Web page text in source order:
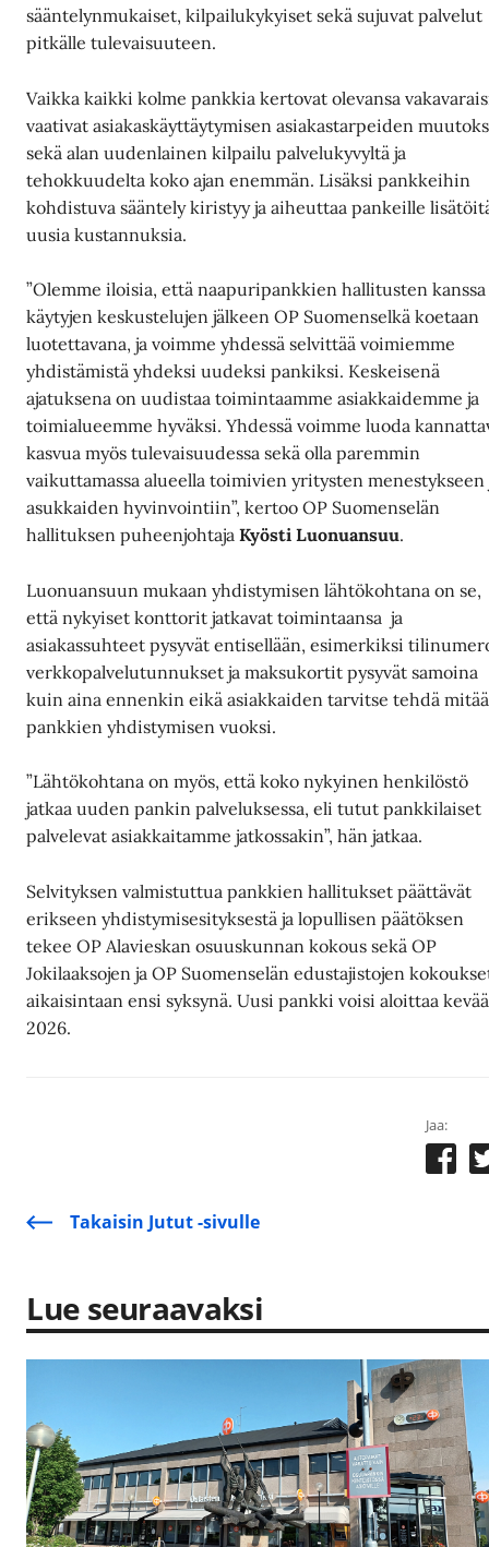
sääntelynmukaiset, kilpailukykyiset sekä sujuvat palvelut
pitkälle tulevaisuuteen.
Vaikka kaikki kolme pankkia kertovat olevansa
vaativat asiakaskäyttäytymisen asiakastarpeiden
sekä alan uudenlainen kilpailu palvelukyvyltä ja
tehokkuudelta koko ajan enemmän. Lisäksi pankkeihin
kohdistuva sääntely kiristyy ja aiheuttaa pankeille
uusia kustannuksia.
”Olemme iloisia, että naapuripankkien hallitusten kanssa
käytyjen keskustelujen jälkeen OP Suomenselkä koetaan
luotettavana, ja voimme yhdessä selvittää voimiemme
yhdistämistä yhdeksi uudeksi pankiksi. Keskeisenä
ajatuksena on uudistaa toimintaamme asiakkaidemme ja
toimialueemme hyväksi. Yhdessä voimme luoda
kasvua myös tulevaisuudessa sekä olla paremmin
vaikuttamassa alueella toimivien yritysten menestykseen
asukkaiden hyvinvointiin”, kertoo OP Suomenselän
hallituksen puheenjohtajaKyösti Luonuansuu.
Luonuansuun mukaan yhdistymisen lähtökohtana on se,
että nykyiset konttorit jatkavat toimintaansa ja
asiakassuhteet pysyvät entisellään, esimerkiksi
verkkopalvelutunnukset ja maksukortit pysyvät samoina
kuin aina ennenkin eikä asiakkaiden tarvitse tehdä
pankkien yhdistymisen vuoksi.
”Lähtökohtana on myös, että koko nykyinen henkilöstö
jatkaa uuden pankin palveluksessa, eli tutut pankkilaiset
palvelevat asiakkaitamme jatkossakin”, hän jatkaa.
Selvityksen valmistuttua pankkien hallitukset päättävät
erikseen yhdistymisesityksestä ja lopullisen päätöksen
tekee OP Alavieskan osuuskunnan kokous sekä OP
Jokilaaksojen ja OP Suomenselän edustajistojen
aikaisintaan ensi syksynä. Uusi pankki voisi aloittaa
2026.
Jaa:
Takaisin Jutut -sivulle
Lue seuraavaksi